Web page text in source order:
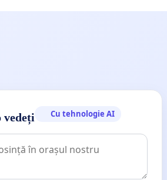
vedeți Cu tehnologie AI